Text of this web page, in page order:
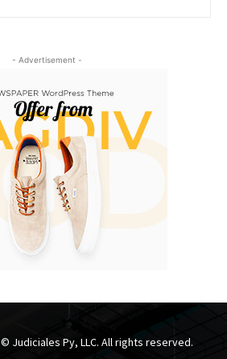
- Advertisement -
© Judiciales Py, LLC. All rights reserved.